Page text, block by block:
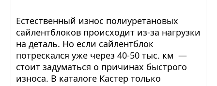
Естественный износ полиуретановых
сайлентблоков происходит из-за нагрузки
на деталь. Но если сайлентблок
потрескался уже через 40-50 тыс. км —
стоит задуматься о причинах быстрого
износа. В каталоге Кастер только